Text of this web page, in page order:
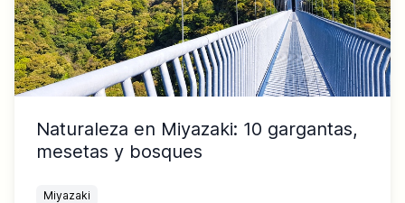
Naturaleza en Miyazaki: 10 gargantas,
mesetas y bosques
Miyazaki